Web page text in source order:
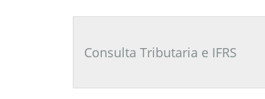
Tributario
Consulta Tributaria e IFRS